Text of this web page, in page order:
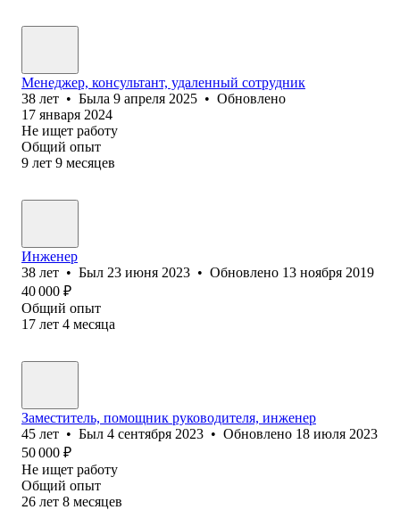
Менеджер, консультант, удаленный сотрудник
38 лет • Была 9 апреля 2025 • Обновлено
17 января 2024
Не ищет работу
Общий опыт
9 лет 9 месяцев
Инженер
38 лет • Был 23 июня 2023 • Обновлено 13 ноября 2019
40 000 ₽
Общий опыт
17 лет 4 месяца
Заместитель, помощник руководителя, инженер
45 лет • Был 4 сентября 2023 • Обновлено 18 июля 2023
50 000 ₽
Не ищет работу
Общий опыт
26 лет 8 месяцев